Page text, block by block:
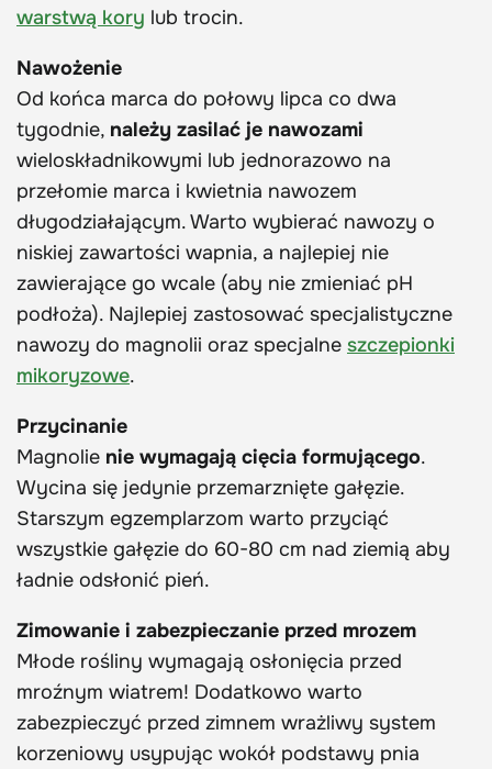
warstwą kory lub trocin.
Nawożenie
Od końca marca do połowy lipca co dwa
tygodnie, należy zasilać je nawozami
wieloskładnikowymi lub jednorazowo na
przełomie marca i kwietnia nawozem
długodziałającym. Warto wybierać nawozy o
niskiej zawartości wapnia, a najlepiej nie
zawierające go wcale (aby nie zmieniać pH
podłoża). Najlepiej zastosować specjalistyczne
nawozy do magnolii oraz specjalne szczepionki
mikoryzowe.
Przycinanie
Magnolie nie wymagają cięcia formującego.
Wycina się jedynie przemarznięte gałęzie.
Starszym egzemplarzom warto przyciąć
wszystkie gałęzie do 60-80 cm nad ziemią aby
ładnie odsłonić pień.
Zimowanie i zabezpieczanie przed mrozem
Młode rośliny wymagają osłonięcia przed
mroźnym wiatrem! Dodatkowo warto
zabezpieczyć przed zimnem wrażliwy system
korzeniowy usypując wokół podstawy pnia